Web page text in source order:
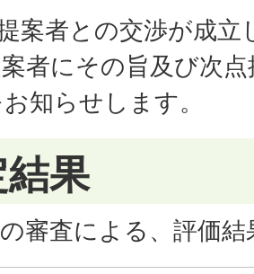
案者との交渉が成立
者にその旨及び次
知らせします。
果
審査による、評価